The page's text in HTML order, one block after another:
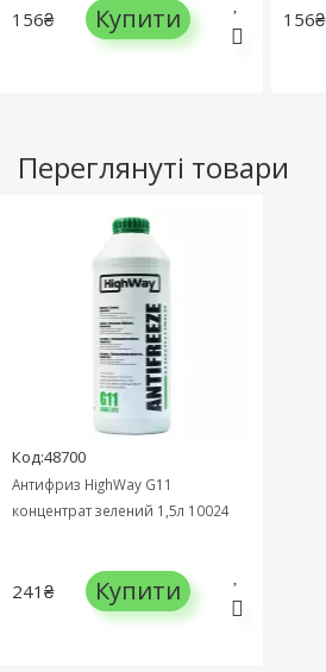
156₴ Купити 156₴
Переглянуті товари
Код:48700
Антифриз HighWay G11
концентрат зелений 1,5л 10024
241₴ Купити